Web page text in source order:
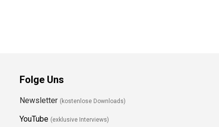
Folge Uns
Newsletter (kostenlose Downloads)
YouTube (exklusive Interviews)